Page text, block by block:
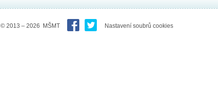
© 2013 – 2026 MŠMT Nastavení soubrů cookies